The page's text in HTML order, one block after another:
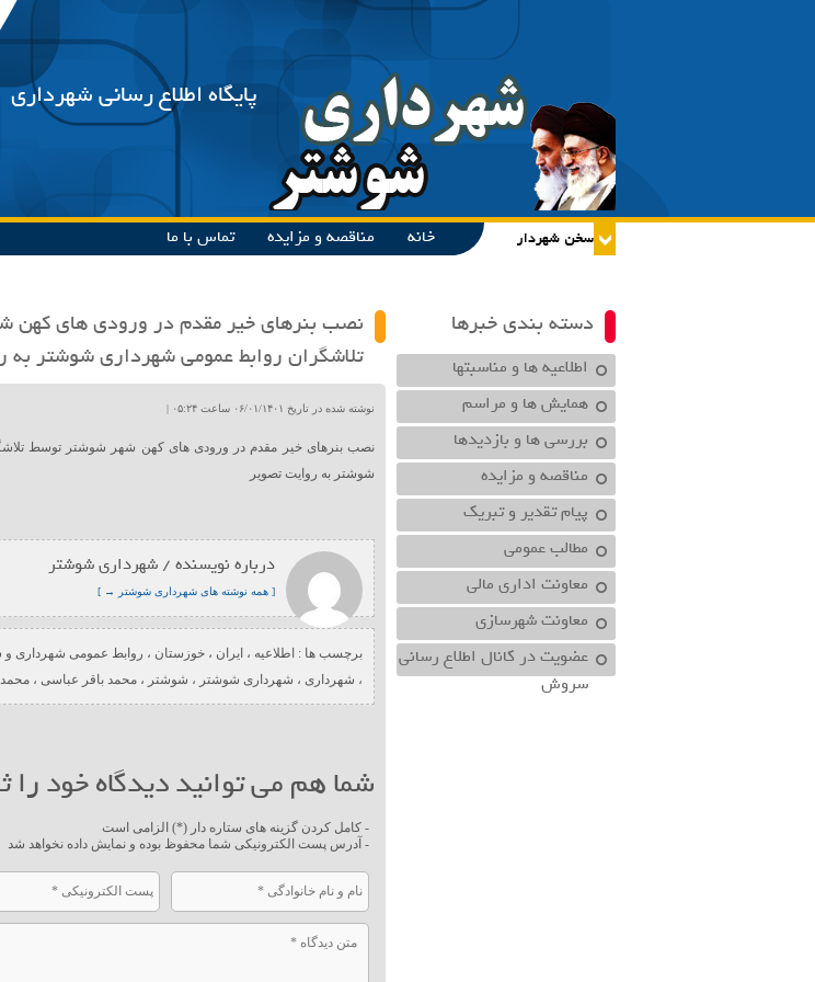
پایگاه اطلاع رسانی شهرداری
خانه مناقصه و مزایده تماس با ما
دسته بندی خبرها
اطلاعیه ها و مناسبتها
همایش ها و مراسم
بررسی ها و بازدیدها
مناقصه و مزایده
پیام تقدیر و تبریک
مطالب عمومی
معاونت اداري مالي
معاونت شهرسازي
عضویت در کانال اطلاع رسانی
سروش
نصب بنرهای خیر مقدم در ورودی های کهن
تلاشگران روابط عمومی شهرداری شوشتر به
نوشته شده در تاریخ ۰۶/۰۱/۱۴۰۱ ساعت ۰۵:۲۴ |
نصب بنرهای خیر مقدم در ورودی های کهن شهر شوشتر توسط
شوشتر به روایت تصویر
درباره نویسنده / شهرداری شوشتر
[ همه نوشته های شهرداری شوشتر → ]
برچسب ها : اطلاعیه ، ایران ، خوزستان ، روابط عمومی شهرداری
، شهرداری ، شهرداری شوشتر ، شوشتر ، محمد باقر عباسی ،
شما هم می توانید دیدگاه خود را
- کامل کردن گزینه های ستاره دار (*) الزامی است
- آدرس پست الکترونیکی شما محفوظ بوده و نمایش داده نخواهد شد